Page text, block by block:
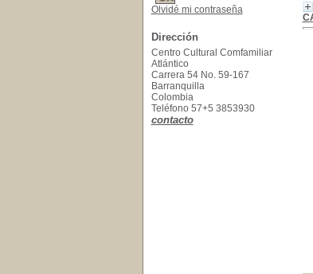
Olvidé mi contraseña
Dirección
Centro Cultural Comfamiliar
Atlántico
Carrera 54 No. 59-167
Barranquilla
Colombia
Teléfono 57+5 3853930
contacto